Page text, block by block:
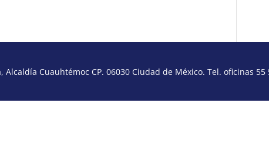
Cuauhtémoc CP. 06030 Ciudad de México. Tel. oficinas 55